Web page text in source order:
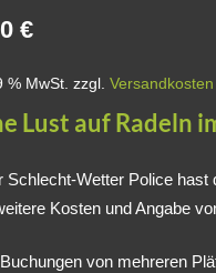
€
% MwSt. zzgl.Versandkosten
Lust auf Radeln
Schlecht-Wetter Police
Kosten und Angabe
von mehreren